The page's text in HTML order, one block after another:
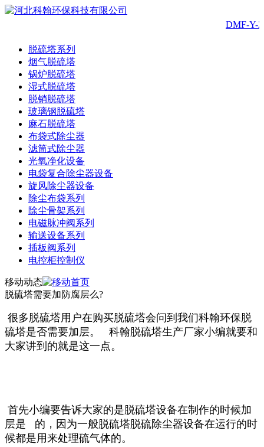
DMF-Y-
脱硫塔系列
烟气脱硫塔
锅炉脱硫塔
湿式脱硫塔
脱销脱硫塔
玻璃钢脱硫塔
麻石脱硫塔
布袋式除尘器
滤筒式除尘器
光氧净化设备
电袋复合除尘器设备
旋风除尘器设备
除尘布袋系列
除尘骨架系列
电磁脉冲阀系列
输送设备系列
插板阀系列
电控柜控制仪
移动动态
脱硫塔需要加防腐层么?
很多脱硫塔用户在购买脱硫塔会问到我们科翰环保脱
硫塔是否需要加层。 科翰脱硫塔生产厂家小编就要和
大家讲到的就是这一点。
首先小编要告诉大家的是脱硫塔设备在制作的时候加
层是 的，因为一般脱硫塔脱硫除尘器设备在运行的时
候都是用来处理硫气体的。